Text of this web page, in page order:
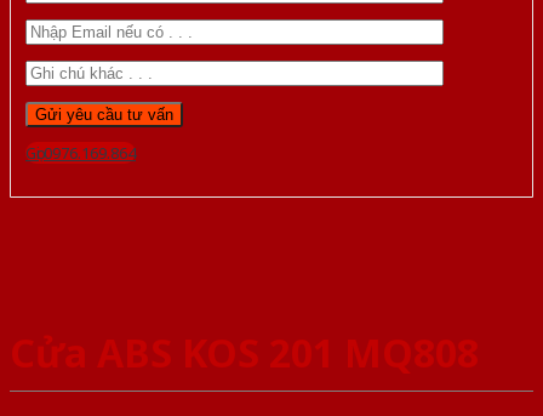
Gọi 0976.169.864
Cửa ABS KOS 201 MQ808